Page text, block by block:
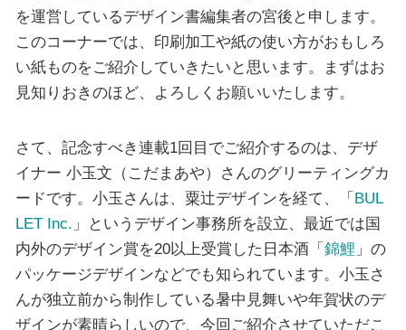
を運営しているデザイン書編集者の宮後と申します。
このコーナーでは、印刷加工や紙の使い方がおもしろ
い紙ものをご紹介していきたいと思います。まずはお
見知りおきのほど、よろしくお願いいたします。
さて、記念すべき連載1回目でご紹介するのは、デザ
イナー 小玉文（こだまあや）さんのグリーティングカ
ードです。小玉さんは、粟辻デザインを経て、「 BUL
LET Inc. 」というデザイン事務所を設立、最近では国
内外のデザイン賞を20以上受賞した日本酒「 錦鯉 」の
パッケージデザインなどでも知られています。小玉さ
んが独立前から制作している暑中見舞いや年賀状のデ
ザインが素晴らしいので、今回ご紹介させていただこ